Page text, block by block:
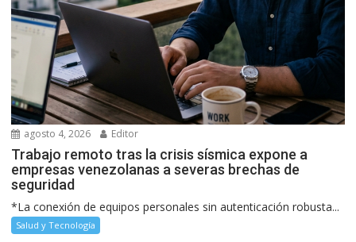
agosto 4, 2026 Editor
Trabajo remoto tras la crisis sísmica expone a
empresas venezolanas a severas brechas de
seguridad
*La conexión de equipos personales sin autenticación robusta...
Salud y Tecnología